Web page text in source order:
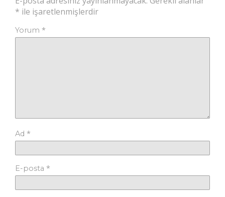
* ile işaretlenmişlerdir
Yorum *
Ad *
E-posta *